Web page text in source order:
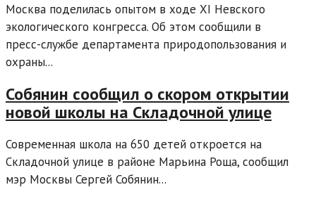
Москва поделилась опытом в ходе XI Невского
экологического конгресса. Об этом сообщили в
пресс-службе департамента природопользования и
охраны...
Собянин сообщил о скором открытии
новой школы на Складочной улице
Современная школа на 650 детей откроется на
Складочной улице в районе Марьина Роща, сообщил
мэр Москвы Сергей Собянин...